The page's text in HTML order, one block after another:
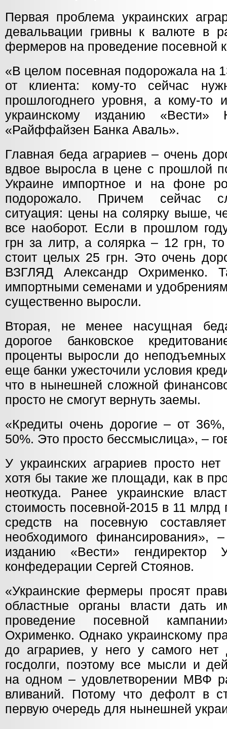
Первая проблема украинских
девальвации гривны к валюте в
фермеров на проведение посевной
«В целом посевная подорожала на
от клиента: кому-то сейчас
прошлогоднего уровня, а кому-то
украинскому изданию «Вести»
«Райффайзен Банка Аваль».
Главная беда аграриев – очень
вдвое выросла в цене с прошлой
Украине импортное и на фоне
подорожало. Причем сейчас
ситуация: цены на солярку выше,
все наоборот. Если в прошлом
грн за литр, а солярка – 12 грн,
стоит целых 25 грн. Это очень
ВЗГЛЯД Александр Охрименко.
импортными семенами и
существенно выросли.
Вторая, не менее насущная
дорогое банковское
проценты выросли до
еще банки ужесточили условия
что в нынешней сложной
просто не смогут вернуть заемы.
«Кредиты очень дорогие – от
50%. Это просто бессмыслица», –
У украинских аграриев просто нет
хотя бы такие же площади, как в
неоткуда. Ранее украинские
стоимость посевной-2015 в 11
средств на посевную
необходимого финансирования»,
изданию «Вести» гендиректор
конфедерации Сергей Стоянов.
«Украинские фермеры просят
областные органы власти дать
проведение посевной
Охрименко. Однако украинскому
до аграриев, у него у самого нет
госдолги, поэтому все мысли и
на одном – удовлетворении МВФ
вливаний. Потому что дефолт в
первую очередь для нынешней